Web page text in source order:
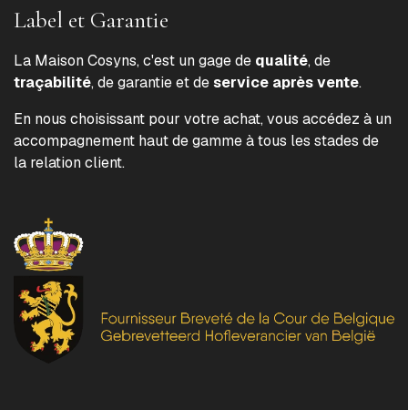
Label et Garantie
La Maison Cosyns, c'est un gage de qualité, de
traçabilité, de garantie et deservice après vente.
En nous choisissant pour votre achat, vous accédez à un
accompagnement haut de gamme à tous les stades de
la relation client.